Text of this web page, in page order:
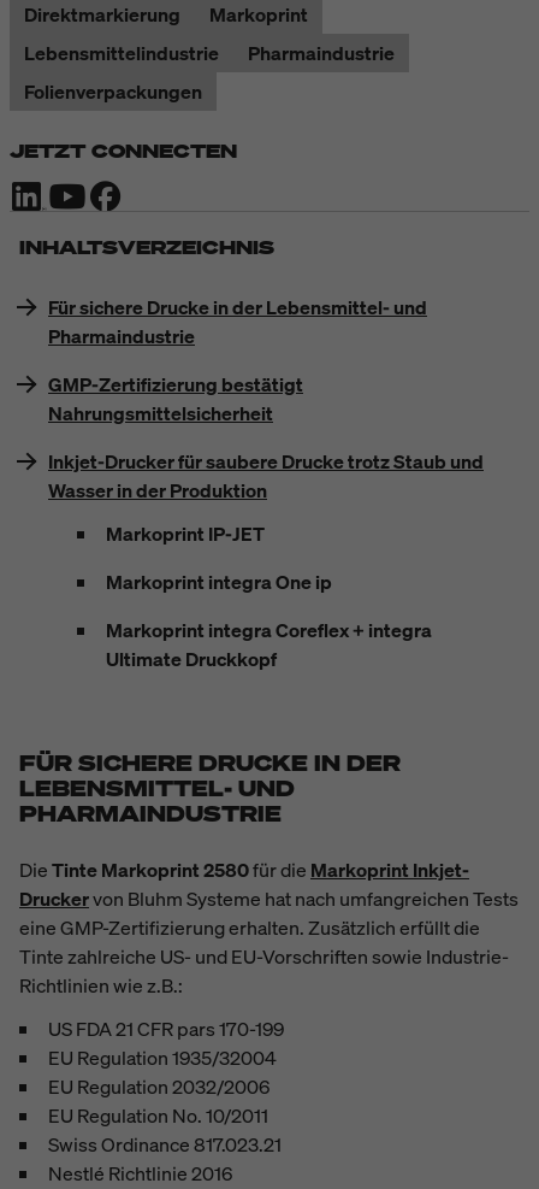
Direktmarkierung
Markoprint
Lebensmittelindustrie
Pharmaindustrie
Folienverpackungen
JETZT CONNECTEN
INHALTSVERZEICHNIS
Für sichere Drucke in der Lebensmittel- und
Pharmaindustrie
GMP-Zertifizierung bestätigt
Nahrungsmittelsicherheit
Inkjet-Drucker für saubere Drucke trotz Staub und
Wasser in der Produktion
Markoprint IP-JET
Markoprint integra One ip
Markoprint integra Coreflex + integra
Ultimate Druckkopf
FÜR SICHERE DRUCKE IN DER
LEBENSMITTEL- UND
PHARMAINDUSTRIE
DieTinte Markoprint 2580für die Markoprint Inkjet-
Druckervon Bluhm Systeme hat nach umfangreichen Tests
eine GMP-Zertifizierung erhalten. Zusätzlich erfüllt die
Tinte zahlreiche US- und EU-Vorschriften sowie Industrie-
Richtlinien wie z.B.:
US FDA 21 CFR pars 170-199
EU Regulation 1935/32004
EU Regulation 2032/2006
EU Regulation No. 10/2011
Swiss Ordinance 817.023.21
Nestlé Richtlinie 2016